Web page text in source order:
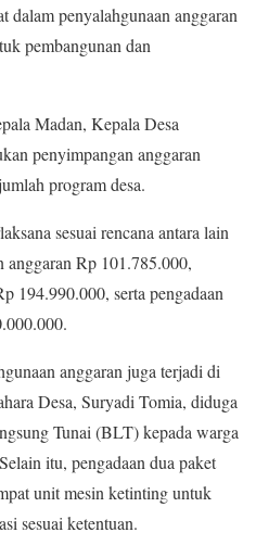
dalam penyalahgunaan anggaran
pembangunan dan
Madan, Kepala Desa
penyimpangan anggaran
program desa.
sesuai rencana antara lain
anggaran Rp 101.785.000,
194.990.000, serta pengadaan
anggaran juga terjadi di
Desa, Suryadi Tomia, diduga
Tunai (BLT) kepada warga
itu, pengadaan dua paket
unit mesin ketinting untuk
sesuai ketentuan.